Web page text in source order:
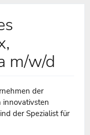
m/w/d
der
innovativsten
der Spezialist für